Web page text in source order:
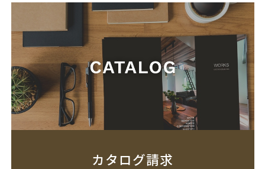
カタログ請求